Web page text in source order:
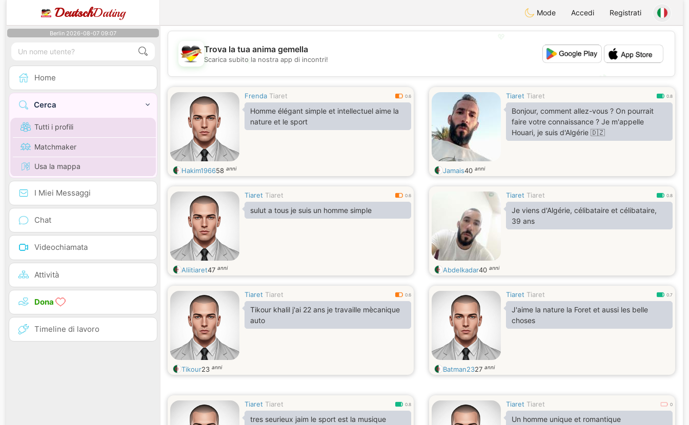
DeutschDating Mode Accedi Registrati
Berlin 2026-08-07 09:07
Home
Cerca
Tutti i profili
Matchmaker
Usa la mappa
I Miei Messaggi
Chat
Videochiamata
Attività
Dona
Timeline di lavoro
💖
💕
Trova la tua anima gemella
Scarica subito la nostra app di incontri!
Frenda Tiaret 0.6
Homme élégant simple et intellectuel aime la
nature et le sport
Hakim196658 anni
Tiaret Tiaret 0.8
Bonjour, comment allez-vous ? On pourrait
faire votre connaissance ? Je m'appelle
Houari, je suis d'Algérie 🇩🇿
Jamais40 anni
Tiaret Tiaret 0.6
sulut a tous je suis un homme simple
Aliitiaret47 anni
Tiaret Tiaret 0.8
Je viens d'Algérie, célibataire et célibataire,
39 ans
Abdelkadar40 anni
Tiaret Tiaret 0.6
Tikour khalil j'ai 22 ans je travaille mècanique
auto
Tikour23 anni
Tiaret Tiaret 0.7
J'aime la nature la Foret et aussi les belle
choses
Batman2327 anni
Tiaret Tiaret 0.8
tres seurieux jaim le sport est la musique
Tiaret Tiaret 0
Un homme unique et romantique